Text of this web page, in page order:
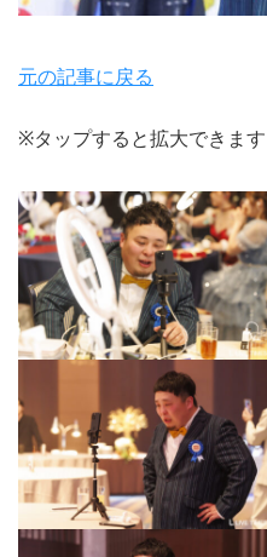
元の記事に戻る
※タップすると拡大できます